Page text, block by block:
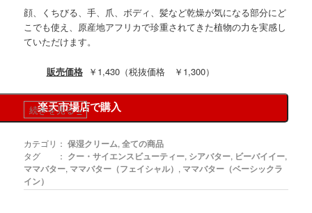
顔、くちびる、手、爪、ボディ、髪など乾燥が気になる部分にど
こでも使え、原産地アフリカで珍重されてきた植物の力を実感し
ていただけます。
販売価格￥1,430（税抜価格 ￥1,300）
楽天市場店で購入
続きを見る»
カテゴリ： 保湿クリーム,全ての商品
タグ ： クー・サイエンスビューティー, シアバター, ビーバイイー,
ママバター, ママバター（フェイシャル） , ママバター（ベーシックラ
イン）